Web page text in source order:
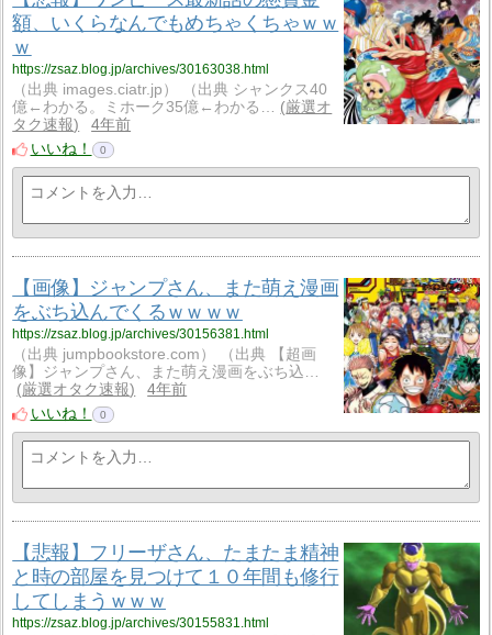
額、いくらなんでもめちゃくちゃｗｗ
ｗ
https://zsaz.blog.jp/archives/30163038.html
（出典 images.ciatr.jp） （出典 シャンクス40
億←わかる。ミホーク35億←わかる…
厳選オ
タク速報
4年前
いいね！
0
【画像】ジャンプさん、また萌え漫画
をぶち込んでくるｗｗｗｗ
https://zsaz.blog.jp/archives/30156381.html
（出典 jumpbookstore.com） （出典 【超画
像】ジャンプさん、また萌え漫画をぶち込…
厳選オタク速報
4年前
いいね！
0
【悲報】フリーザさん、たまたま精神
と時の部屋を見つけて１０年間も修行
してしまうｗｗｗ
https://zsaz.blog.jp/archives/30155831.html